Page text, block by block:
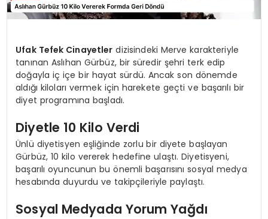
Ufak Tefek Cinayetler dizisindeki Merve karakteriyle
tanınan Aslıhan Gürbüz, bir süredir şehri terk edip
doğayla iç içe bir hayat sürdü. Ancak son dönemde
aldığı kiloları vermek için harekete geçti ve başarılı bir
diyet programına başladı.
Diyetle 10 Kilo Verdi
Ünlü diyetisyen eşliğinde zorlu bir diyete başlayan
Gürbüz, 10 kilo vererek hedefine ulaştı. Diyetisyeni,
başarılı oyuncunun bu önemli başarısını sosyal medya
hesabında duyurdu ve takipçileriyle paylaştı.
Sosyal Medyada Yorum Yağdı